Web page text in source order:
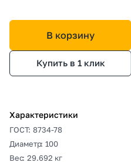
В корзину
Купить в 1 клик
Характеристики
ГОСТ: 8734-78
Диаметр: 100
Вес: 29.692 кг